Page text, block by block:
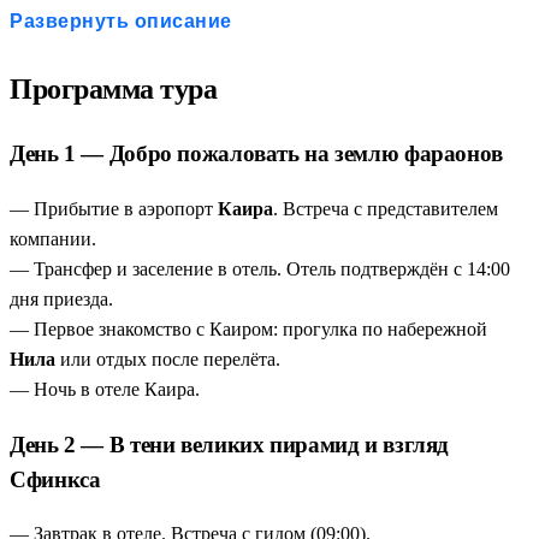
Луксорский храмы, Долина Царей, Колоссы Мемнона, храм
шаре, продление в Хургаде.
экскурсия к великим храмам Рамсеса II уже включена в
платежей.
Путь фараона за 8 дней
который древние правители преодолевали годами: от
пирамид Каира до Нубии и Долины Царей.
Ночной поезд — больше чем транспорт— это
отдельное приключение: спальный вагон, ужин под стук
колёс и рассвет над Нилом.
Два храма за один день
Симбел, а ещё и Ком-Омбо в тот же день. Максимум
впечатлений без потери темпа.
Свобода выбора
Хургаде. Вы сами решаете, как дополнить тур.
Развернуть описание
Программа тура
День 1 — Добро пожаловать на землю фараонов
— Прибытие в аэропорт Каира. Встреча с представителем
компании.
— Трансфер и заселение в отель. Отель подтверждён с 14:00
дня приезда.
— Первое знакомство с Каиром: прогулка по набережной
Нила или отдых после перелёта.
— Ночь в отеле Каира.
День 2 — В тени великих пирамид и взгляд
Сфинкса
— Завтрак в отеле. Встреча с гидом (09:00).